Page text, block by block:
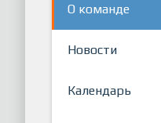
О команде
Новости
Календарь